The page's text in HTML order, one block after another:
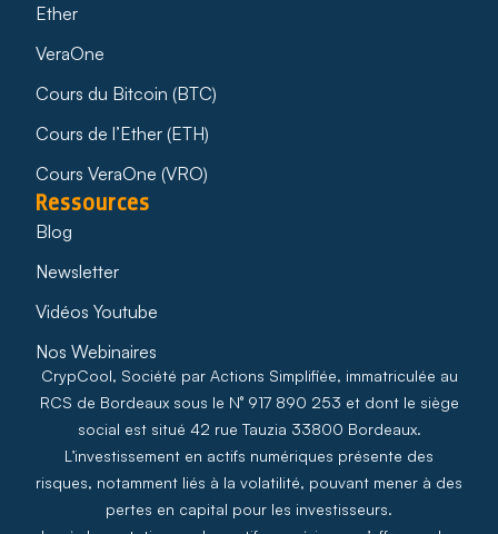
Ether
VeraOne
Cours du Bitcoin (BTC)
Cours de l’Ether (ETH)
Cours VeraOne (VRO)
Ressources
Blog
Newsletter
Vidéos Youtube
Nos Webinaires
CrypCool, Société par Actions Simplifiée, immatriculée au
RCS de Bordeaux sous le N° 917 890 253 et dont le siège
social est situé 42 rue Tauzia 33800 Bordeaux.
L’investissement en actifs numériques présente des
risques, notamment liés à la volatilité, pouvant mener à des
pertes en capital pour les investisseurs.